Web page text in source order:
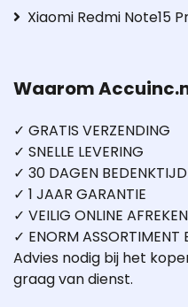
Xiaomi Redmi Note15
Waarom
✓ GRATIS VERZENDING
✓ SNELLE LEVERING
✓ 30 DAGEN BEDENKTIJD
✓ 1 JAAR GARANTIE
✓ VEILIG ONLINE
✓ ENORM ASSORTIMENT
Advies nodig bij het
graag van dienst.